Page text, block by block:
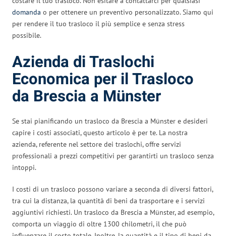
domanda o per ottenere un preventivo personalizzato. Siamo qui
per rendere il tuo trasloco il più semplice e senza stress
possibile.
Azienda di Traslochi
Economica per il Trasloco
da Brescia a Münster
Se stai pianificando un trasloco da Brescia a Münster e desideri
capire i costi associati, questo articolo è per te. La nostra
azienda, referente nel settore dei traslochi, offre servizi
professionali a prezzi competitivi per garantirti un trasloco senza
intoppi.
I costi di un trasloco possono variare a seconda di diversi fattori,
tra cui la distanza, la quantità di beni da trasportare e i servizi
aggiuntivi richiesti. Un trasloco da Brescia a Münster, ad esempio,
comporta un viaggio di oltre 1300 chilometri, il che può